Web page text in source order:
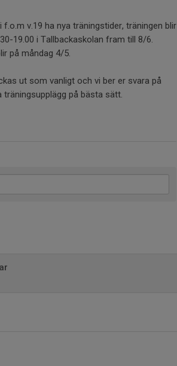
v.19 ha nya träningstider, träningen blir
19.00 i Tallbackaskolan fram till 8/6.
på måndag 4/5.
ut som vanligt och vi ber er svara på
träningsupplägg på bästa sätt.